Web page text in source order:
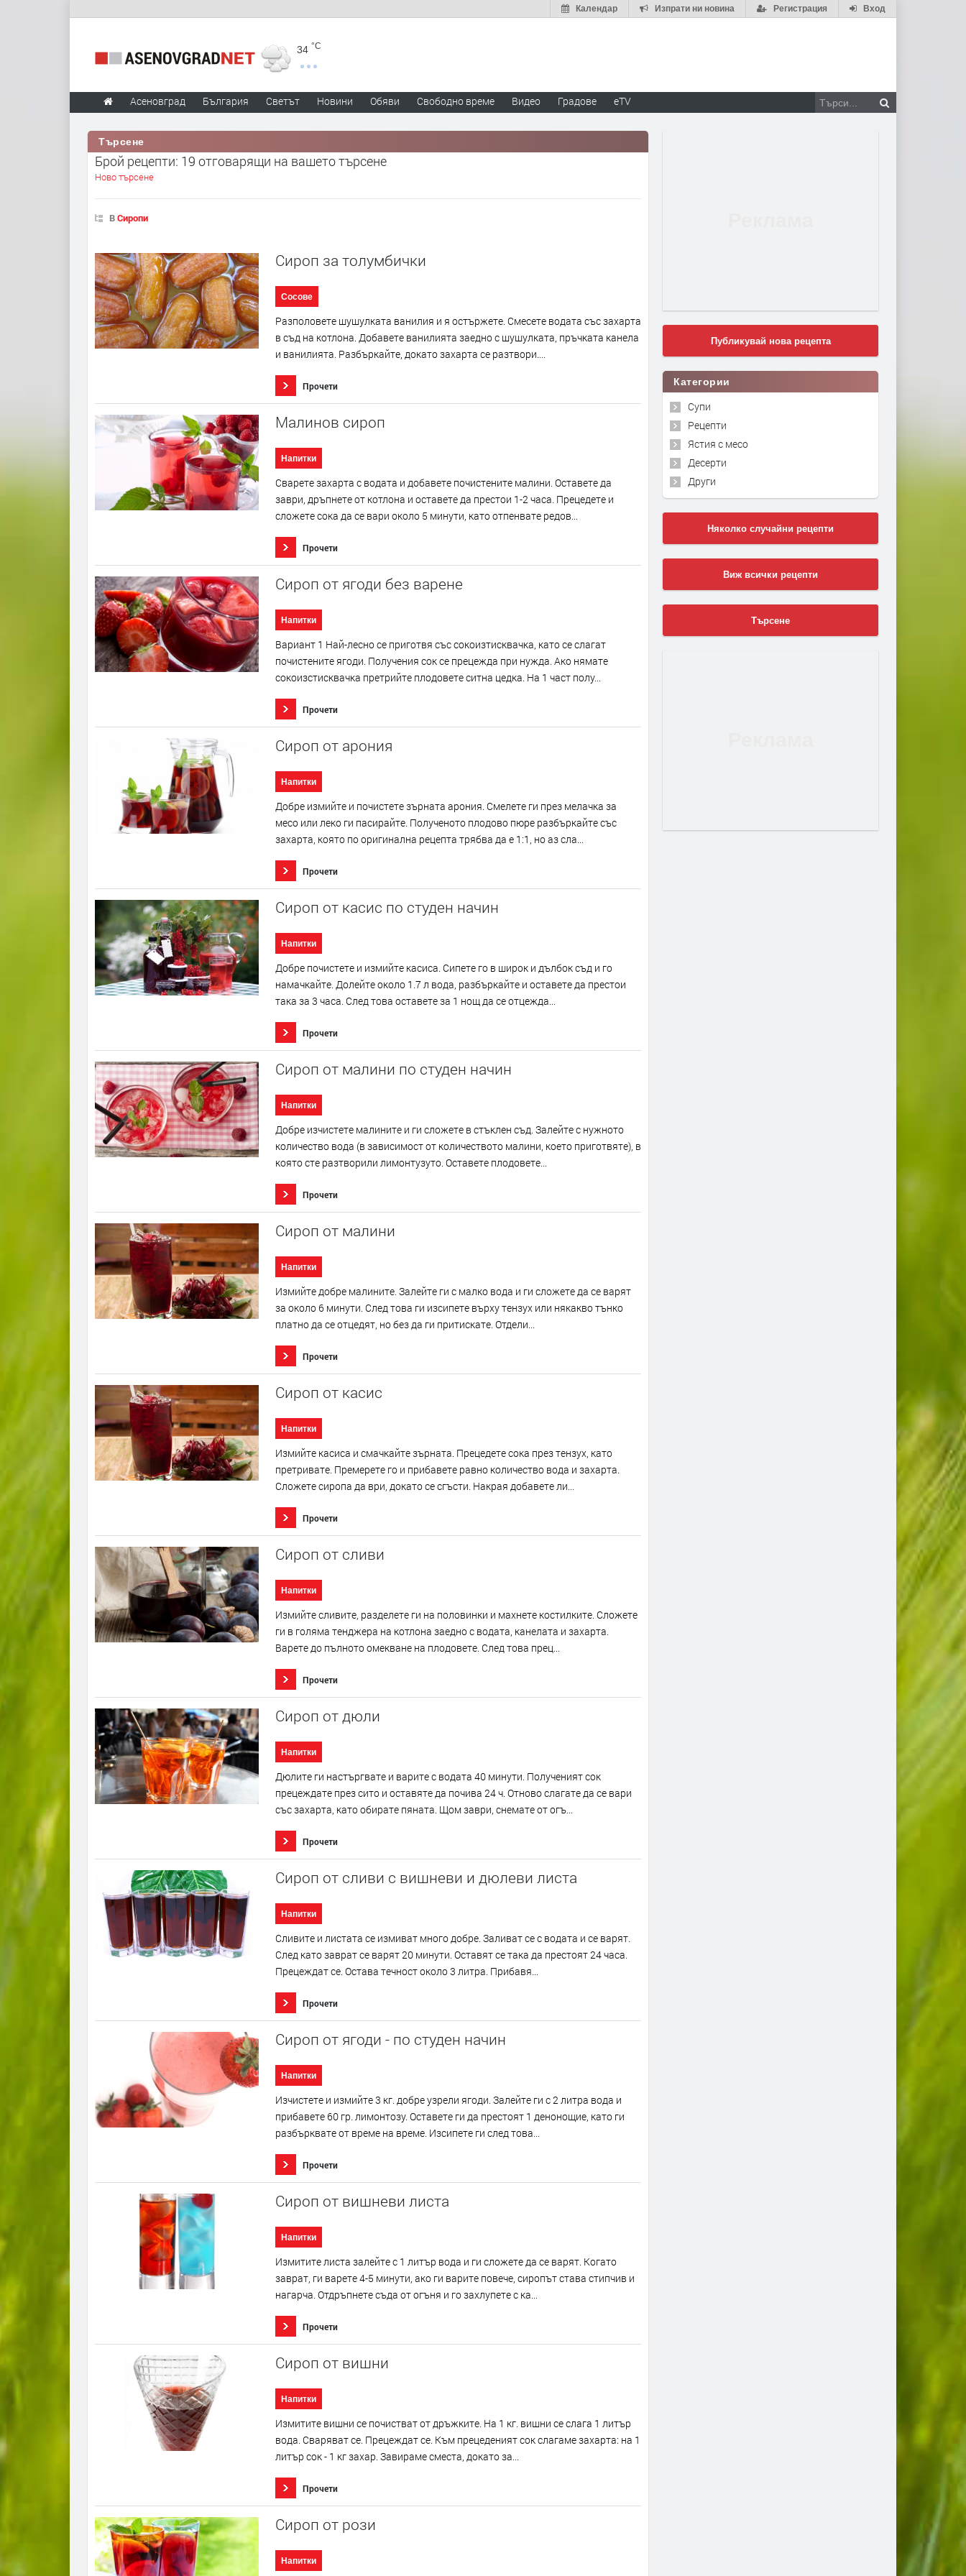
Вход
Регистрация
Изпрати ни новина
Календар
34 °C
Асеновград България Светът Новини Обяви Свободно време Видео Градове eTV
Търсене
Брой рецепти: 19 отговарящи на вашето търсене
Ново търсене
ВСиропи
Сироп за толумбички
Сосове
Разполовете шушулката ванилия и я остържете. Смесете водата със захарта
в съд на котлона. Добавете ванилията заедно с шушулката, пръчката канела
и ванилията. Разбъркайте, докато захарта се разтвори....
Прочети
Малинов сироп
Напитки
Сварете захарта с водата и добавете почистените малини. Оставете да
заври, дръпнете от котлона и оставете да престои 1-2 часа. Прецедете и
сложете сока да се вари около 5 минути, като отпенвате редов...
Прочети
Сироп от ягоди без варене
Напитки
Вариант 1 Най-лесно се приготвя със сокоизтисквачка, като се слагат
почистените ягоди. Получения сок се прецежда при нужда. Ако нямате
сокоизстисквачка претрийте плодовете ситна цедка. На 1 част полу...
Прочети
Сироп от арония
Напитки
Добре измийте и почистете зърната арония. Смелете ги през мелачка за
месо или леко ги пасирайте. Полученото плодово пюре разбъркайте със
захарта, която по оригинална рецепта трябва да е 1:1, но аз сла...
Прочети
Сироп от касис по студен начин
Напитки
Добре почистете и измийте касиса. Сипете го в широк и дълбок съд и го
намачкайте. Долейте около 1.7 л вода, разбъркайте и оставете да престои
така за 3 часа. След това оставете за 1 нощ да се отцежда...
Прочети
Сироп от малини по студен начин
Напитки
Добре изчистете малините и ги сложете в стъклен съд. Залейте с нужното
количество вода (в зависимост от количеството малини, което приготвяте), в
която сте разтворили лимонтузуто. Оставете плодовете...
Прочети
Сироп от малини
Напитки
Измийте добре малините. Залейте ги с малко вода и ги сложете да се варят
за около 6 минути. След това ги изсипете върху тензух или някакво тънко
платно да се отцедят, но без да ги притискате. Отдели...
Прочети
Сироп от касис
Напитки
Измийте касиса и смачкайте зърната. Прецедете сока през тензух, като
претривате. Премерете го и прибавете равно количество вода и захарта.
Сложете сиропа да ври, докато се сгъсти. Накрая добавете ли...
Прочети
Сироп от сливи
Напитки
Измийте сливите, разделете ги на половинки и махнете костилките. Сложете
ги в голяма тенджера на котлона заедно с водата, канелата и захарта.
Варете до пълното омекване на плодовете. След това прец...
Прочети
Сироп от дюли
Напитки
Дюлите ги настъргвате и варите с водата 40 минути. Полученият сок
прецеждате през сито и оставяте да почива 24 ч. Отново слагате да се вари
със захарта, като обирате пяната. Щом заври, снемате от огъ...
Прочети
Сироп от сливи с вишневи и дюлеви листа
Напитки
Сливите и листата се измиват много добре. Заливат се с водата и се варят.
След като заврат се варят 20 минути. Оставят се така да престоят 24 часа.
Прецеждат се. Остава течност около 3 литра. Прибавя...
Прочети
Сироп от ягоди - по студен начин
Напитки
Изчистете и измийте 3 кг. добре узрели ягоди. Залейте ги с 2 литра вода и
прибавете 60 гр. лимонтозу. Оставете ги да престоят 1 денонощие, като ги
разбърквате от време на време. Изсипете ги след това...
Прочети
Сироп от вишневи листа
Напитки
Измитите листа залейте с 1 литър вода и ги сложете да се варят. Когато
заврат, ги варете 4-5 минути, ако ги варите повече, сиропът става стипчив и
нагарча. Отдръпнете съда от огъня и го захлупете с ка...
Прочети
Сироп от вишни
Напитки
Измитите вишни се почистват от дръжките. На 1 кг. вишни се слага 1 литър
вода. Сваряват се. Прецеждат се. Към прецеденият сок слагаме захарта: на 1
литър сок - 1 кг захар. Завираме сместа, докато за...
Прочети
Сироп от рози
Напитки
Публикувай нова рецепта
Категории
Супи
Рецепти
Ястия с месо
Десерти
Други
Няколко случайни рецепти
Виж всички рецепти
Търсене